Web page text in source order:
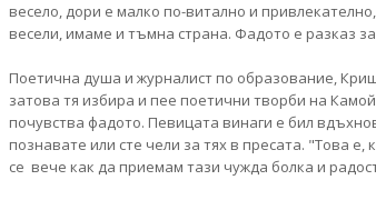
весело, дори е малко по-витално и
весели, имаме и тъмна страна. Фадото е разказ
Поетична душа и журналист по образование,
затова тя избира и пее поетични творби на
почувства фадото. Певицата винаги е бил
познавате или сте чели за тях в пресата. "Това
се вече как да приемам тази чужда болка и